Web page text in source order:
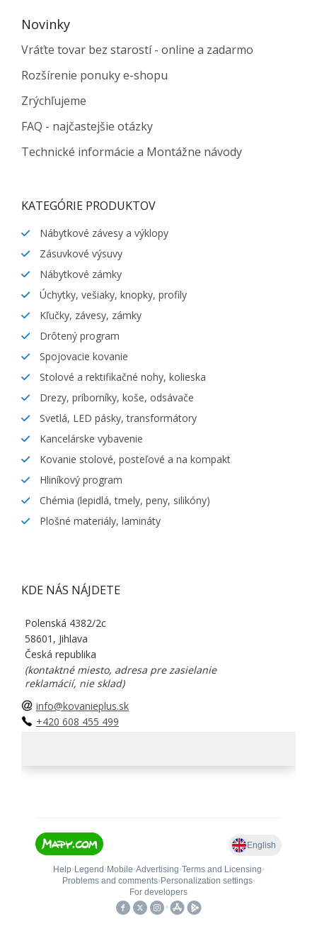
Novinky
Vráťte tovar bez starostí - online a zadarmo
Rozšírenie ponuky e-shopu
Zrýchľujeme
FAQ - najčastejšie otázky
Technické informácie a Montážne návody
KATEGÓRIE PRODUKTOV
Nábytkové závesy a výklopy
Zásuvkové výsuvy
Nábytkové zámky
Úchytky, vešiaky, knopky, profily
Kľučky, závesy, zámky
Drôtený program
Spojovacie kovanie
Stolové a rektifikačné nohy, kolieska
Drezy, príborníky, koše, odsávače
Svetlá, LED pásky, transformátory
Kancelárske vybavenie
Kovanie stolové, posteľové a na kompakt
Hliníkový program
Chémia (lepidlá, tmely, peny, silikóny)
Plošné materiály, lamináty
KDE NÁS NÁJDETE
Polenská 4382/2c
58601, Jihlava
Česká republika
(kontaktné miesto, adresa pre zasielanie
reklamácií, nie sklad)
info@kovanieplus.sk
+420 608 455 499